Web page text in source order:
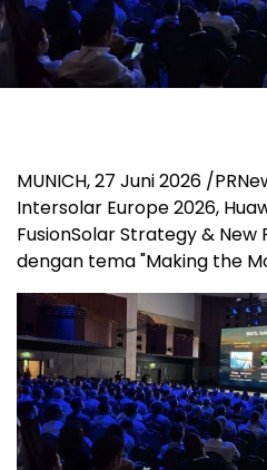
MUNICH, 27 Juni 2026 /
Intersolar Europe 2026,
FusionSolar Strategy & New
dengan tema "Making the